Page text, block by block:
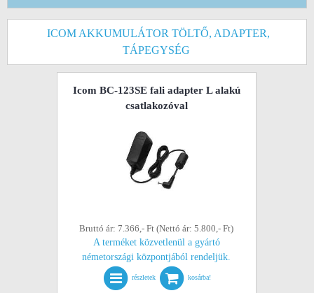
ICOM AKKUMULÁTOR TÖLTŐ, ADAPTER,
TÁPEGYSÉG
Icom BC-123SE fali adapter L alakú
csatlakozóval
Bruttó ár: 7.366,- Ft (Nettó ár: 5.800,- Ft)
A terméket közvetlenül a gyártó
németországi központjából rendeljük.
részletek kosárba!